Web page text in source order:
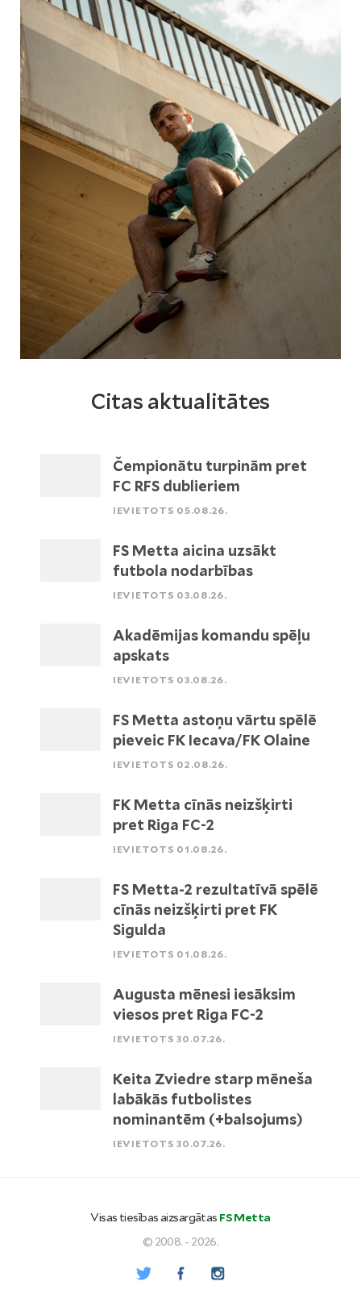
Citas aktualitātes
Čempionātu turpinām pret
FC RFS dublieriem
IEVIETOTS 05.08.26.
FS Metta aicina uzsākt
futbola nodarbības
IEVIETOTS 03.08.26.
Akadēmijas komandu spēļu
apskats
IEVIETOTS 03.08.26.
FS Metta astoņu vārtu spēlē
pieveic FK Iecava/FK Olaine
IEVIETOTS 02.08.26.
FK Metta cīnās neizšķirti
pret Riga FC-2
IEVIETOTS 01.08.26.
FS Metta-2 rezultatīvā spēlē
cīnās neizšķirti pret FK
Sigulda
IEVIETOTS 01.08.26.
Augusta mēnesi iesāksim
viesos pret Riga FC-2
IEVIETOTS 30.07.26.
Keita Zviedre starp mēneša
labākās futbolistes
nominantēm (+balsojums)
IEVIETOTS 30.07.26.
Visas tiesības aizsargātas FS Metta
© 2008. - 2026.